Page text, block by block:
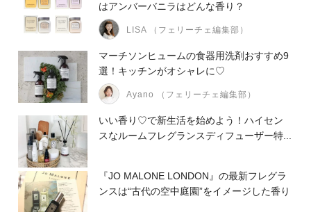
はアンバーバニラはどんな香り？
LISA （フェリーチェ編集部）
マーチソンヒュームの食器用洗剤おすすめ9
選！キッチンがオシャレに♡
Ayano （フェリーチェ編集部）
いい香り♡で新生活を始めよう！ハイセン
スなルームフレグランスディフューザー特...
『JO MALONE LONDON』の最新フレグラ
ンスは“古代の空中庭園”をイメージした香り